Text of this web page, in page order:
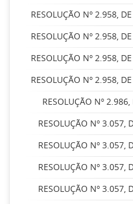
RESOLUÇÃO Nº 2.958,
RESOLUÇÃO Nº 2.958,
RESOLUÇÃO Nº 2.958,
RESOLUÇÃO Nº 2.958,
RESOLUÇÃO Nº
RESOLUÇÃO Nº 3.057,
RESOLUÇÃO Nº 3.057,
RESOLUÇÃO Nº 3.057,
RESOLUÇÃO Nº 3.057,